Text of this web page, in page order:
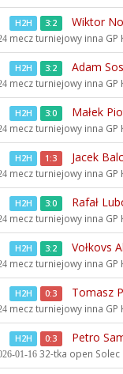
H2H 3:2 Wiktor
mecz turniejowy inna GP
H2H 3:2 Adam
mecz turniejowy inna GP
H2H 3:0 Małek
mecz turniejowy inna GP
H2H 1:3 Jacek
mecz turniejowy inna GP
H2H 3:0 Rafał
mecz turniejowy inna GP
H2H 3:2 Vołkovs
mecz turniejowy inna GP
H2H 0:3 Tomasz
mecz turniejowy inna GP
H2H 0:3 Petro
01-1632-tka open Solec